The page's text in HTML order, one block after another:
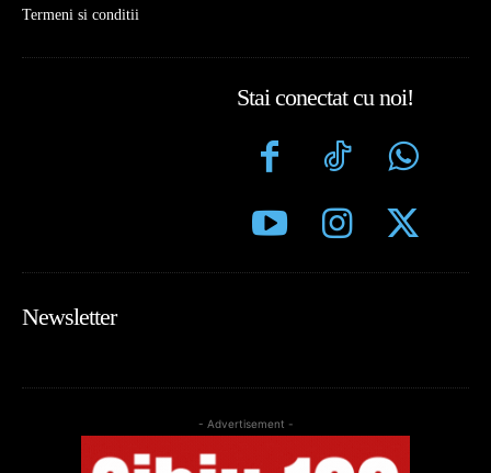
Termeni si conditii
Stai conectat cu noi!
Newsletter
- Advertisement -